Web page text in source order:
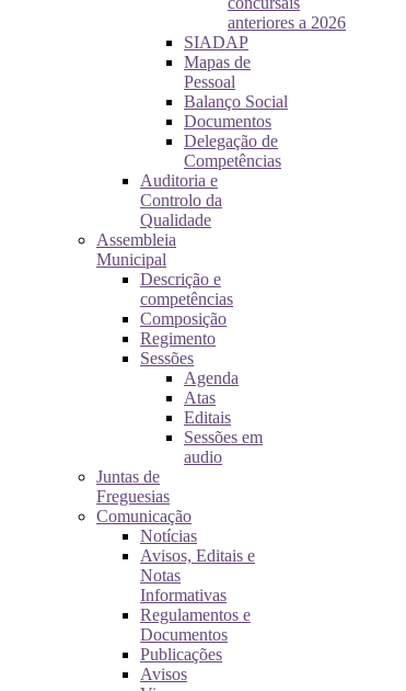
anteriores a 2026
SIADAP
Mapas de
Pessoal
Balanço Social
Documentos
Delegação de
Competências
Auditoria e
Controlo da
Qualidade
Assembleia
Municipal
Descrição e
competências
Composição
Regimento
Sessões
Agenda
Atas
Editais
Sessões em
audio
Juntas de
Freguesias
Comunicação
Notícias
Avisos, Editais e
Notas
Informativas
Regulamentos e
Documentos
Publicações
Avisos